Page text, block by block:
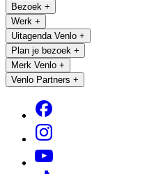
Bezoek +
Werk +
Uitagenda Venlo +
Plan je bezoek +
Merk Venlo +
Venlo Partners +